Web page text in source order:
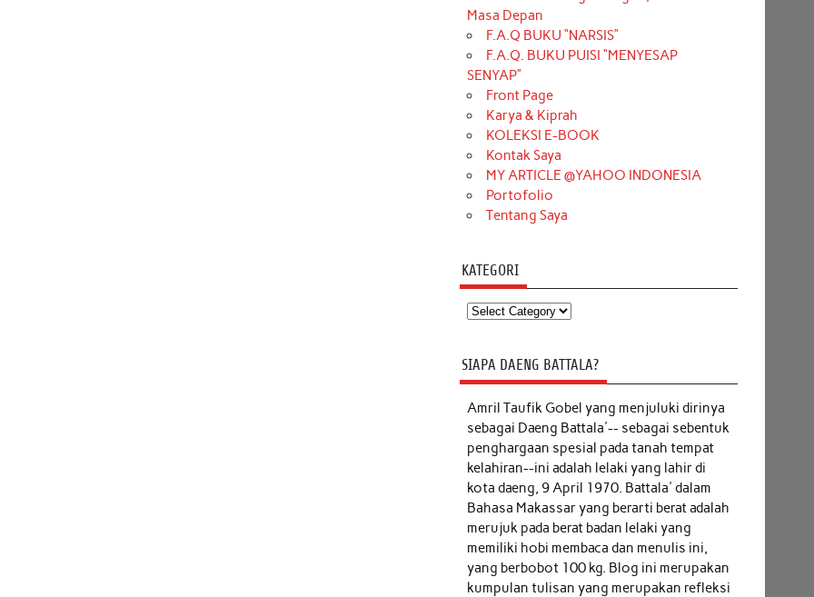
Masa Depan
F.A.Q BUKU “NARSIS”
F.A.Q. BUKU PUISI “MENYESAP
SENYAP”
Front Page
Karya & Kiprah
KOLEKSI E-BOOK
Kontak Saya
MY ARTICLE @YAHOO INDONESIA
Portofolio
Tentang Saya
KATEGORI
Kategori
SIAPA DAENG BATTALA?
Amril Taufik Gobel yang menjuluki dirinya
sebagai Daeng Battala'-- sebagai sebentuk
penghargaan spesial pada tanah tempat
kelahiran--ini adalah lelaki yang lahir di
kota daeng, 9 April 1970. Battala' dalam
Bahasa Makassar yang berarti berat adalah
merujuk pada berat badan lelaki yang
memiliki hobi membaca dan menulis ini,
yang berbobot 100 kg. Blog ini merupakan
kumpulan tulisan yang merupakan refleksi